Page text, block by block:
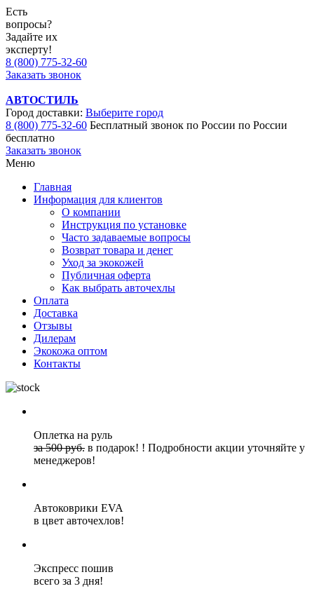
Есть
вопросы?
Задайте их
эксперту!
8 (800) 775-32-60
Заказать звонок
АВТОСТИЛЬ
Город доставки: Выберите город
8 (800) 775-32-60 Бесплатный звонок по России по России
бесплатно
Заказать звонок
Меню
Главная
Информация для клиентов
О компании
Инструкция по установке
Часто задаваемые вопросы
Возврат товара и денег
Уход за экокожей
Публичная оферта
Как выбрать авточехлы
Оплата
Доставка
Отзывы
Дилерам
Экокожа оптом
Контакты
Оплетка на руль
за 500 руб. в подарок! ! Подробности акции уточняйте у
менеджеров!
Автоковрики EVA
в цвет авточехлов!
Экспресс пошив
всего за 3 дня!